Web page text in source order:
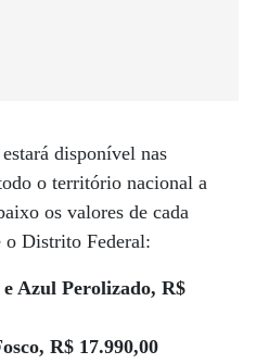
disponível nas
o território nacional a
os valores de cada
o Distrito Federal:
Azul Perolizado, R$
R$ 17.990,00